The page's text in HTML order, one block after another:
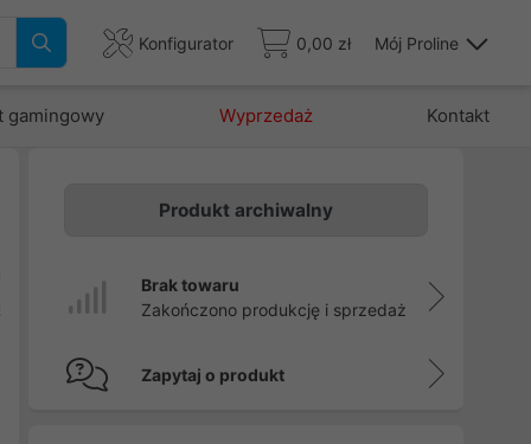
Konfigurator 0,00 zł Mój Proline
gamingowy Wyprzedaż Kontakt
Produkt archiwalny
Brak towaru
Zakończono produkcję i sprzedaż
Zapytaj o produkt